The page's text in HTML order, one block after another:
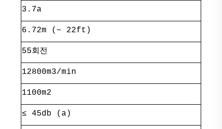
3.7a
6.72m (~ 22ft)
55회전
12800m3/min
1100m2
≤ 45db (a)